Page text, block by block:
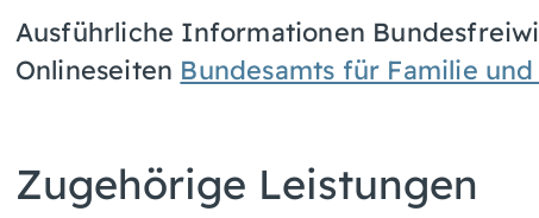
Ausführliche Informationen
Onlineseiten Bundesamts für Familie
Zugehörige Leistungen